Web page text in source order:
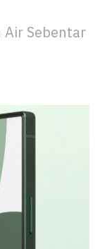
Air Sebentar